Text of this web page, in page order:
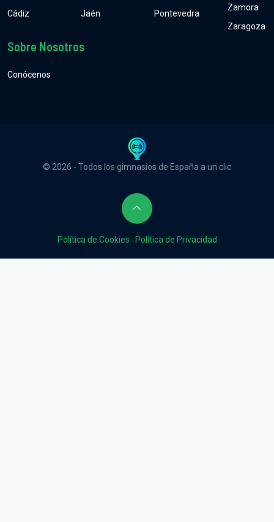
Cádiz
Jaén
Pontevedra
Zamora
Zaragoza
Sobre Nosotros
Conócenos
© 2026 - Todos los gimnasios de España a un clic
Política de Cookies Política de Privacidad